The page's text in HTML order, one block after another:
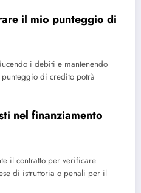
il mio punteggio di
i debiti e mantenendo
punteggio di credito potrà
nel finanziamento
il contratto per verificare
di istruttoria o penali per il